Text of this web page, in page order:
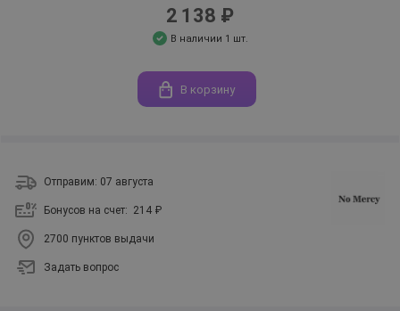
2 138 ₽
В наличии 1 шт.
В корзину
Отправим: 07 августа
Бонусов на счет: 214 ₽
2700 пунктов выдачи
Задать вопрос